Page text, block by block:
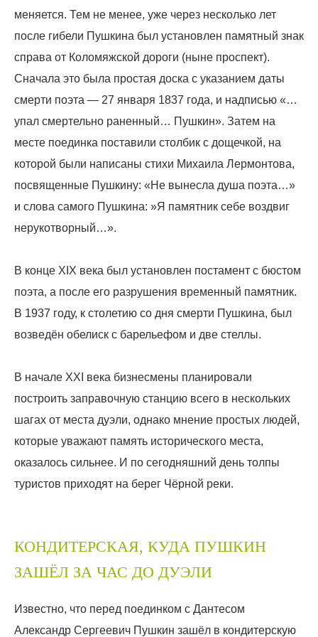
меняется. Тем не менее, уже через несколько лет
после гибели Пушкина был установлен памятный знак
справа от Коломяжской дороги (ныне проспект).
Сначала это была простая доска с указанием даты
смерти поэта — 27 января 1837 года, и надписью «…
упал смертельно раненный… Пушкин». Затем на
месте поединка поставили столбик с дощечкой, на
которой были написаны стихи Михаила Лермонтова,
посвященные Пушкину: «Не вынесла душа поэта…»
и слова самого Пушкина: »Я памятник себе воздвиг
нерукотворный…».
В конце XIX века был установлен постамент с бюстом
поэта, а после его разрушения временный памятник.
В 1937 году, к столетию со дня смерти Пушкина, был
возведён обелиск с барельефом и две стеллы.
В начале XXI века бизнесмены планировали
построить заправочную станцию всего в нескольких
шагах от места дуэли, однако мнение простых людей,
которые уважают память исторического места,
оказалось сильнее. И по сегодняшний день толпы
туристов приходят на берег Чёрной реки.
КОНДИТЕРСКАЯ, КУДА ПУШКИН
ЗАШЁЛ ЗА ЧАС ДО ДУЭЛИ
Известно, что перед поединком с Дантесом
Александр Сергеевич Пушкин зашёл в кондитерскую